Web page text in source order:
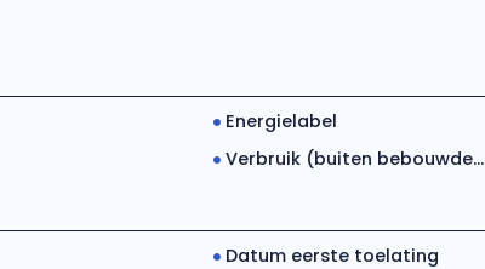
Energielabel
Verbruik (buiten bebouwde...
Datum eerste toelating